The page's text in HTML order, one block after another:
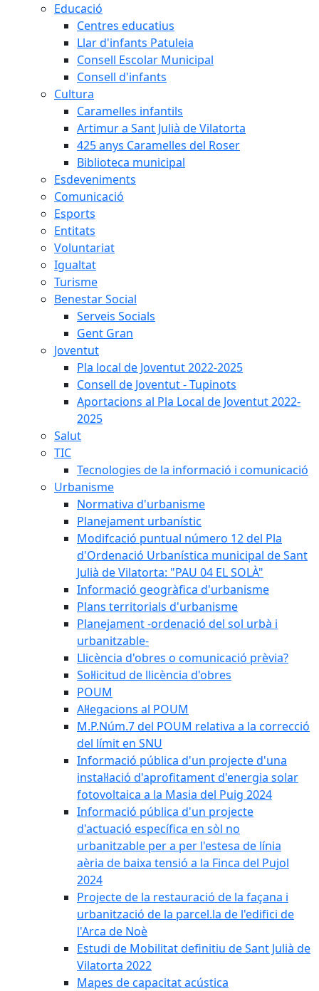
Educació
Centres educatius
Llar d'infants Patuleia
Consell Escolar Municipal
Consell d'infants
Cultura
Caramelles infantils
Artimur a Sant Julià de Vilatorta
425 anys Caramelles del Roser
Biblioteca municipal
Esdeveniments
Comunicació
Esports
Entitats
Voluntariat
Igualtat
Turisme
Benestar Social
Serveis Socials
Gent Gran
Joventut
Pla local de Joventut 2022-2025
Consell de Joventut - Tupinots
Aportacions al Pla Local de Joventut 2022-
2025
Salut
TIC
Tecnologies de la informació i comunicació
Urbanisme
Normativa d'urbanisme
Planejament urbanístic
Modifcació puntual número 12 del Pla
d'Ordenació Urbanística municipal de Sant
Julià de Vilatorta: "PAU 04 EL SOLÀ"
Informació geogràfica d'urbanisme
Plans territorials d'urbanisme
Planejament -ordenació del sol urbà i
urbanitzable-
Llicència d'obres o comunicació prèvia?
Sol·licitud de llicència d'obres
POUM
Al·legacions al POUM
M.P.Núm.7 del POUM relativa a la correcció
del límit en SNU
Informació pública d'un projecte d'una
instal·lació d'aprofitament d'energia solar
fotovoltaica a la Masia del Puig 2024
Informació pública d'un projecte
d'actuació específica en sòl no
urbanitzable per a per l'estesa de línia
aèria de baixa tensió a la Finca del Pujol
2024
Projecte de la restauració de la façana i
urbanització de la parcel.la de l'edifici de
l'Arca de Noè
Estudi de Mobilitat definitiu de Sant Julià de
Vilatorta 2022
Mapes de capacitat acústica